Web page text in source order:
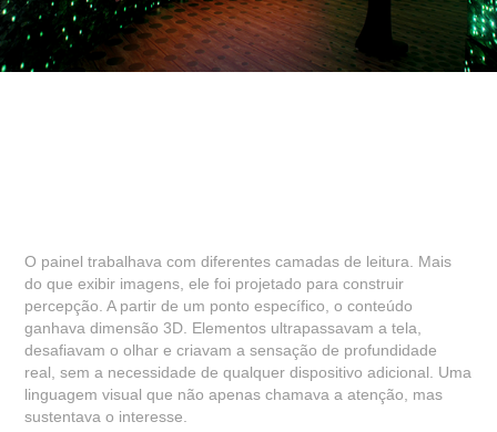
O painel trabalhava com diferentes camadas de leitura. Mais
do que exibir imagens, ele foi projetado para construir
percepção. A partir de um ponto específico, o conteúdo
ganhava dimensão 3D. Elementos ultrapassavam a tela,
desafiavam o olhar e criavam a sensação de profundidade
real, sem a necessidade de qualquer dispositivo adicional. Uma
linguagem visual que não apenas chamava a atenção, mas
sustentava o interesse.